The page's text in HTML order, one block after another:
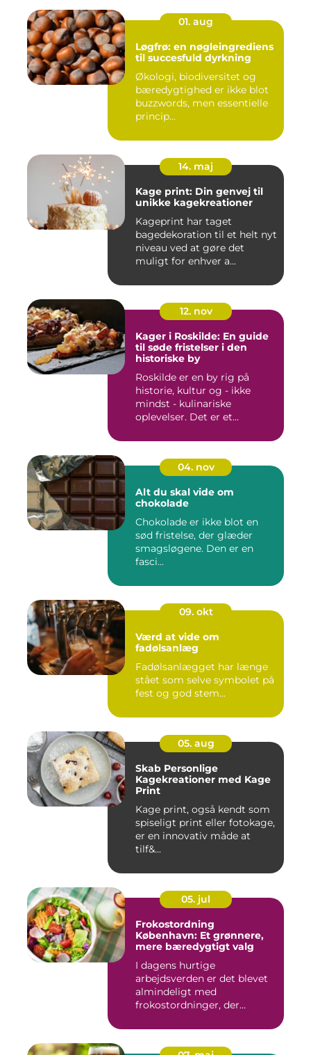
01. aug
Løgfrø: en nøgleingrediens
til succesfuld dyrkning
Økologi, biodiversitet og
bæredygtighed er ikke blot
buzzwords, men essentielle
princip...
14. maj
Kage print: Din genvej til
unikke kagekreationer
Kageprint har taget
bagedekoration til et helt nyt
niveau ved at gøre det
muligt for enhver a...
12. nov
Kager i Roskilde: En guide
til søde fristelser i den
historiske by
Roskilde er en by rig på
historie, kultur og - ikke
mindst - kulinariske
oplevelser. Det er et...
04. nov
Alt du skal vide om
chokolade
Chokolade er ikke blot en
sød fristelse, der glæder
smagsløgene. Den er en
fasci...
09. okt
Værd at vide om
fadølsanlæg
Fadølsanlægget har længe
stået som selve symbolet på
fest og god stem...
05. aug
Skab Personlige
Kagekreationer med Kage
Print
Kage print, også kendt som
spiseligt print eller fotokage,
er en innovativ måde at
tilf&...
05. jul
Frokostordning
København: Et grønnere,
mere bæredygtigt valg
I dagens hurtige
arbejdsverden er det blevet
almindeligt med
frokostordninger, der